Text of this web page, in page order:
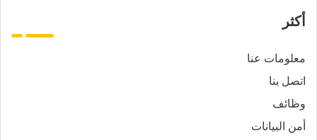
أكثر
معلومات عنا
اتصل بنا
وظائف
أمن البيانات